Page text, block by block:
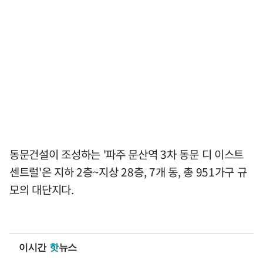
동문건설이 조성하는 '파주 문산역 3차 동문 디 이스트
센트럴'은 지하 2층~지상 28층, 7개 동, 총 951가구 규
모의 대단지다.
이시간 핫뉴스